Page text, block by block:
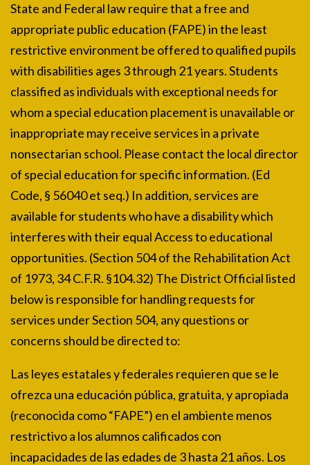
State and Federal law require that a free and
appropriate public education (FAPE) in the least
restrictive environment be offered to qualified pupils
with disabilities ages 3 through 21 years. Students
classified as individuals with exceptional needs for
whom a special education placement is unavailable or
inappropriate may receive services in a private
nonsectarian school. Please contact the local director
of special education for specific information. (Ed
Code, § 56040 et seq.) In addition, services are
available for students who have a disability which
interferes with their equal Access to educational
opportunities. (Section 504 of the Rehabilitation Act
of 1973, 34 C.F.R. §104.32) The District Official listed
below is responsible for handling requests for
services under Section 504, any questions or
concerns should be directed to:
Las leyes estatales y federales requieren que se le
ofrezca una educación pública, gratuita, y apropiada
(reconocida como “FAPE”) en el ambiente menos
restrictivo a los alumnos calificados con
incapacidades de las edades de 3 hasta 21 años. Los